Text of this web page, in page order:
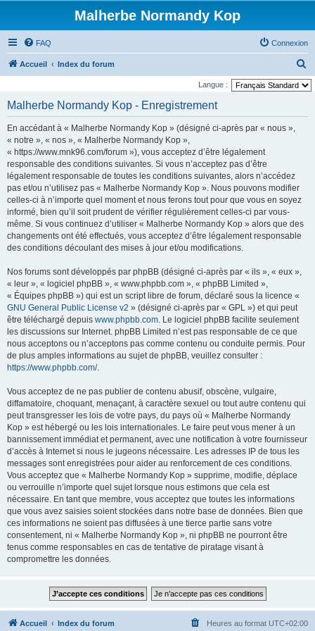
Malherbe Normandy Kop
FAQ Connexion
Accueil Index du forum
e
Langue :
Malherbe Normandy Kop - Enregistrement
En accédant à « Malherbe Normandy Kop » (désigné ci-après par « nous »,
« notre », « nos », « Malherbe Normandy Kop »,
« https://www.mnk96.com/forum »), vous acceptez d’être légalement
responsable des conditions suivantes. Si vous n’acceptez pas d’être
légalement responsable de toutes les conditions suivantes, alors n’accédez
pas et/ou n’utilisez pas « Malherbe Normandy Kop ». Nous pouvons modifier
celles-ci à n’importe quel moment et nous ferons tout pour que vous en soyez
informé, bien qu’il soit prudent de vérifier régulièrement celles-ci par vous-
même. Si vous continuez d’utiliser « Malherbe Normandy Kop » alors que des
changements ont été effectués, vous acceptez d’être légalement responsable
des conditions découlant des mises à jour et/ou modifications.
Nos forums sont développés par phpBB (désigné ci-après par « ils », « eux »,
« leur », « logiciel phpBB », « www.phpbb.com », « phpBB Limited »,
« Équipes phpBB ») qui est un script libre de forum, déclaré sous la licence «
GNU General Public License v2 » (désigné ci-après par « GPL ») et qui peut
être téléchargé depuis www.phpbb.com. Le logiciel phpBB facilite seulement
les discussions sur Internet. phpBB Limited n’est pas responsable de ce que
nous acceptons ou n’acceptons pas comme contenu ou conduite permis. Pour
de plus amples informations au sujet de phpBB, veuillez consulter :
https://www.phpbb.com/.
Vous acceptez de ne pas publier de contenu abusif, obscène, vulgaire,
diffamatoire, choquant, menaçant, à caractère sexuel ou tout autre contenu qui
peut transgresser les lois de votre pays, du pays où « Malherbe Normandy
Kop » est hébergé ou les lois internationales. Le faire peut vous mener à un
bannissement immédiat et permanent, avec une notification à votre fournisseur
d’accès à Internet si nous le jugeons nécessaire. Les adresses IP de tous les
messages sont enregistrées pour aider au renforcement de ces conditions.
Vous acceptez que « Malherbe Normandy Kop » supprime, modifie, déplace
ou verrouille n’importe quel sujet lorsque nous estimons que cela est
nécessaire. En tant que membre, vous acceptez que toutes les informations
que vous avez saisies soient stockées dans notre base de données. Bien que
ces informations ne soient pas diffusées à une tierce partie sans votre
consentement, ni « Malherbe Normandy Kop », ni phpBB ne pourront être
tenus comme responsables en cas de tentative de piratage visant à
compromettre les données.
Accueil Index du forum Heures au format UTC+02:00